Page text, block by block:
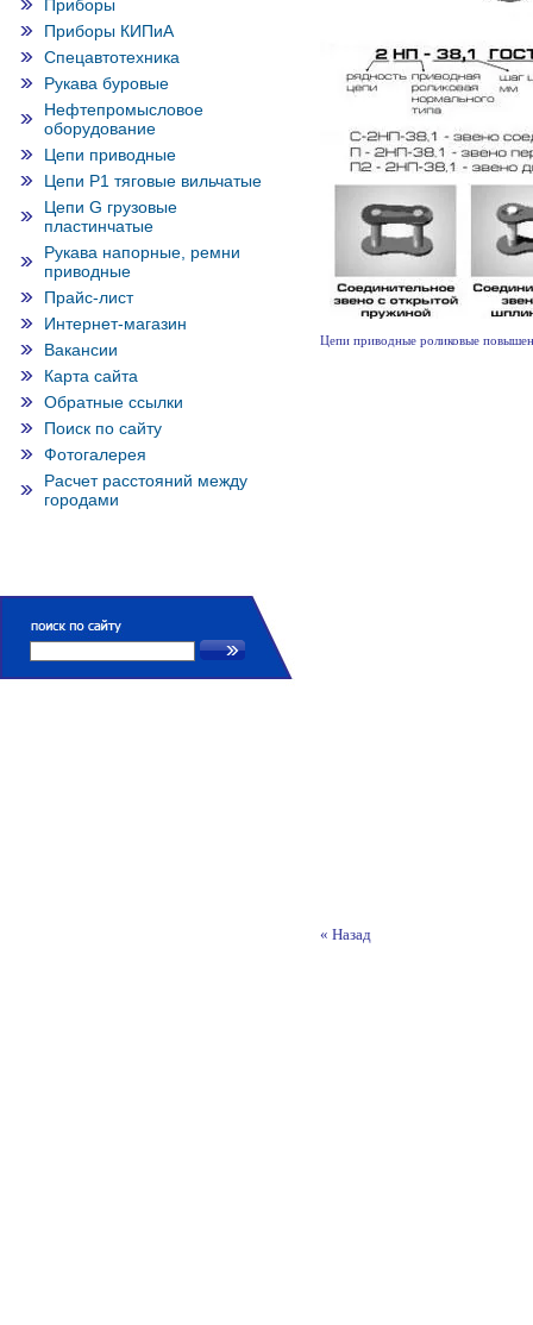
Приборы
Приборы КИПиА
Спецавтотехника
Рукава буровые
Нефтепромысловое
оборудование
Цепи приводные
Цепи Р1 тяговые вильчатые
Цепи G грузовые
пластинчатые
Рукава напорные, ремни
приводные
Прайс-лист
Интернет-магазин
Вакансии
Карта сайта
Обратные ссылки
Поиск по сайту
Фотогалерея
Расчет расстояний между
городами
Цепи приводные роликовые
« Назад